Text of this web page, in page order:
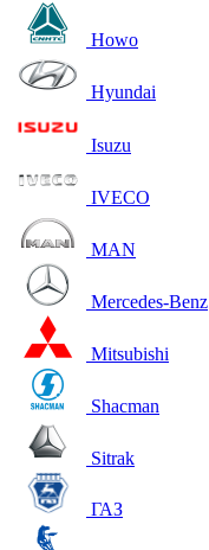
Howo
Hyundai
Isuzu
IVECO
MAN
Mercedes-Benz
Mitsubishi
Shacman
Sitrak
ГАЗ